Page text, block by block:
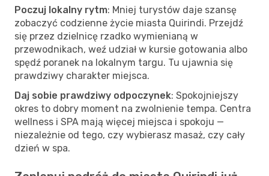
Poczuj lokalny rytm: Mniej turystów daje szansę
zobaczyć codzienne życie miasta Quirindi. Przejdź
się przez dzielnicę rzadko wymienianą w
przewodnikach, weź udział w kursie gotowania albo
spędź poranek na lokalnym targu. Tu ujawnia się
prawdziwy charakter miejsca.
Daj sobie prawdziwy odpoczynek: Spokojniejszy
okres to dobry moment na zwolnienie tempa. Centra
wellness i SPA mają więcej miejsca i spokoju —
niezależnie od tego, czy wybierasz masaż, czy cały
dzień w spa.